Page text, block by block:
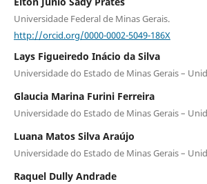
Universidade Federal de Minas Gerais.
http://orcid.org/0000-0002-5049-186X
Lays Figueiredo Inácio da Silva
Universidade do Estado de Minas Gerais –
Glaucia Marina Furini Ferreira
Universidade do Estado de Minas Gerais –
Luana Matos Silva Araújo
Universidade do Estado de Minas Gerais –
Raquel Dully Andrade